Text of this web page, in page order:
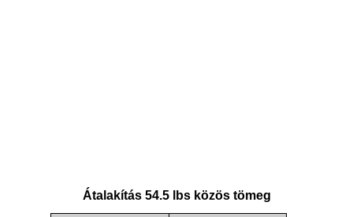
Átalakítás 54.5 lbs közös tömeg